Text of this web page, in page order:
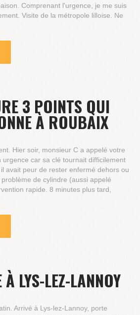
Comprenant l'urgence, je me suis
Visite de la métropole lilloise. Ne
3 POINTS QUI
À ROUBAIX
Hier soir, monsieur C a appelé votre
car sa clé tournait difficilement
avait peur de rester enfermé dehors ou
de cylindre (aussi appelé
rapide. 8 minutes plus tard,
À LYS-LEZ-LANNOY
Arrivé à Lys-lez-Lannoy, porte